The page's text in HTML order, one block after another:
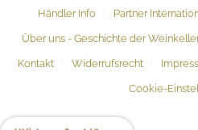
Händler Info Partner
Über uns - Geschichte der
Kontakt Widerrufsrecht
Cookie-